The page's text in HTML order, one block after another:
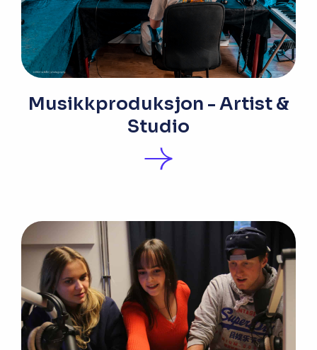
Musikkproduksjon - Artist &
Studio